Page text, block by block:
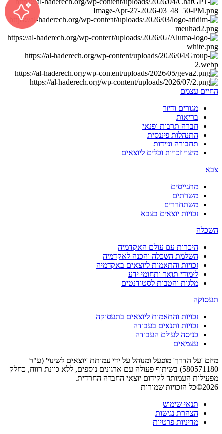
החיים עצמם
מגורים ודיור
בריאות
חברה תרבות ופנאי
התנהלות פיננסית
תחבורה וניידות
מיצוי זכויות וכלים ליוצאים
צבא
מתגייסים
משרתים
משתחררים
זכויות יוצאים בצבא
השכלה
היכרות עם עולם האקדמיה
השלמת השכלה והכנה לאקדמיה
זכויות והתאמות ליוצאים באקדמיה
לימודי תואר ותחומי ידע
מלגות והטבות לסטודנטים
תעסוקה
זכויות והתאמות ליוצאים בתעסוקה
זכויות ותנאים בעבודה
כניסה לעולם העבודה
עצמאים
מיזם 'על הדרך' מופעל ומנוהל על ידי עמותת 'יוצאים לשינוי' (ע"ר
580571180) בשיתוף פעולה עם ארגונים נוספים, ללא כוונת רווח, כחלק
מפעילות העמותה לקידום יוצאי החברה החרדית.
2026©כל הזכויות שמורות
תנאי שימוש
הצהרת נגישות
מדיניות פרטיות